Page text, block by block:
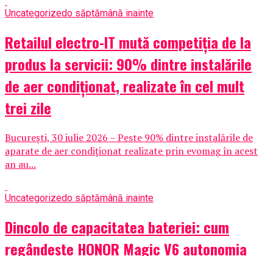
Uncategorizedo săptămână inainte
Retailul electro-IT mută competiția de la
produs la servicii: 90% dintre instalările
de aer condiționat, realizate în cel mult
trei zile
București, 30 iulie 2026 – Peste 90% dintre instalările de
aparate de aer condiționat realizate prin evomag în acest
an au...
Uncategorizedo săptămână inainte
Dincolo de capacitatea bateriei: cum
regândește HONOR Magic V6 autonomia